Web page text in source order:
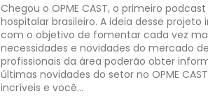
Chegou o OPME CAST, o primeiro
hospitalar brasileiro. A ideia desse projeto
com o objetivo de fomentar cada vez
necessidades e novidades do mercado
profissionais da área poderão obter
últimas novidades do setor no OPME
incríveis e você…